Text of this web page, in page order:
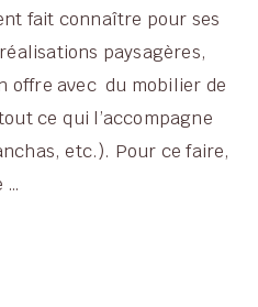
fait connaître pour ses
paysagères,
offre avec du mobilier de
ce qui l’accompagne
etc.). Pour ce faire,
…